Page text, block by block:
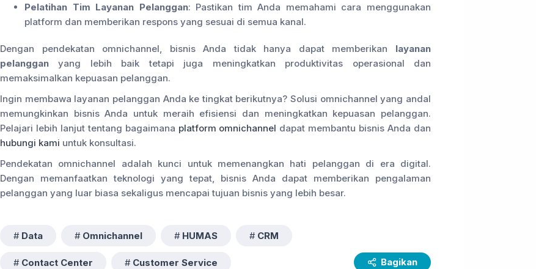
Pelatihan Tim Layanan Pelanggan: Pastikan tim Anda memahami cara menggunakan
platform dan memberikan respons yang sesuai di semua kanal.
Dengan pendekatan omnichannel, bisnis Anda tidak hanya dapat memberikan layanan
pelanggan yang lebih baik tetapi juga meningkatkan produktivitas operasional dan
memaksimalkan kepuasan pelanggan.
Ingin membawa layanan pelanggan Anda ke tingkat berikutnya? Solusi omnichannel yang andal
memungkinkan bisnis Anda untuk meraih efisiensi dan meningkatkan kepuasan pelanggan.
Pelajari lebih lanjut tentang bagaimana platform omnichannel dapat membantu bisnis Anda dan
hubungi kami untuk konsultasi.
Pendekatan omnichannel adalah kunci untuk memenangkan hati pelanggan di era digital.
Dengan memanfaatkan teknologi yang tepat, bisnis Anda dapat memberikan pengalaman
pelanggan yang luar biasa sekaligus mencapai tujuan bisnis yang lebih besar.
Data Omnichannel HUMAS CRM
Contact Center Customer Service Bagikan